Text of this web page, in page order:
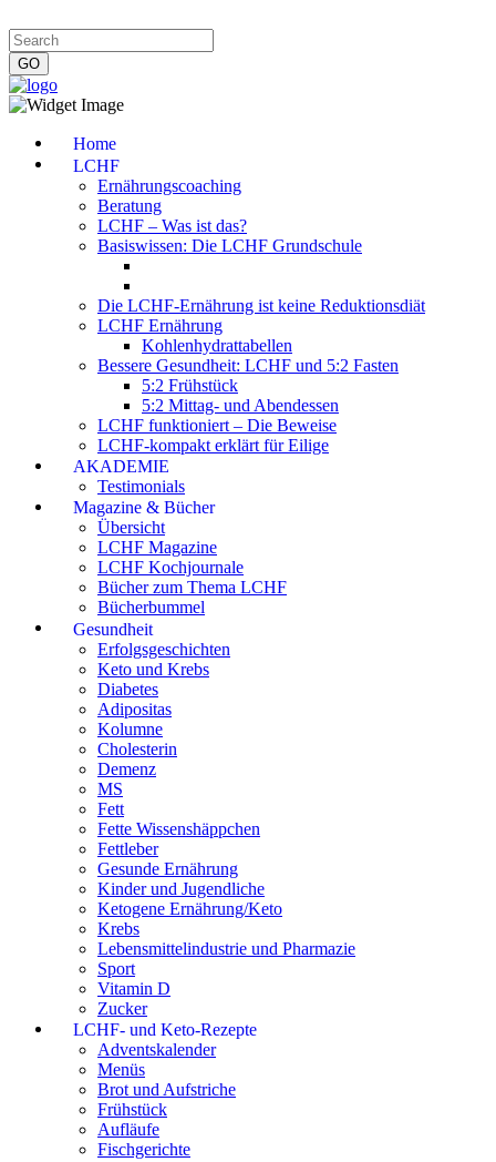
Home
LCHF
Ernährungscoaching
Beratung
LCHF – Was ist das?
Basiswissen: Die LCHF Grundschule
Die LCHF-Ernährung ist keine Reduktionsdiät
LCHF Ernährung
Kohlenhydrattabellen
Bessere Gesundheit: LCHF und 5:2 Fasten
5:2 Frühstück
5:2 Mittag- und Abendessen
LCHF funktioniert – Die Beweise
LCHF-kompakt erklärt für Eilige
AKADEMIE
Testimonials
Magazine & Bücher
Übersicht
LCHF Magazine
LCHF Kochjournale
Bücher zum Thema LCHF
Bücherbummel
Gesundheit
Erfolgsgeschichten
Keto und Krebs
Diabetes
Adipositas
Kolumne
Cholesterin
Demenz
MS
Fett
Fette Wissenshäppchen
Fettleber
Gesunde Ernährung
Kinder und Jugendliche
Ketogene Ernährung/Keto
Krebs
Lebensmittelindustrie und Pharmazie
Sport
Vitamin D
Zucker
LCHF- und Keto-Rezepte
Adventskalender
Menüs
Brot und Aufstriche
Frühstück
Aufläufe
Fischgerichte